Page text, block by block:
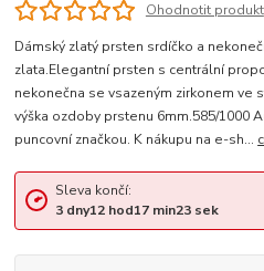
Ohodnotit produkt
Dámský zlatý prsten srdíčko a
zlata.Elegantní prsten s centrální
nekonečna se vsazeným zirkonem ve
výška ozdoby prstenu 6mm.585/1000
puncovní značkou. K nákupu na e-sh...
Sleva končí:
3 dny12hod17min23sek